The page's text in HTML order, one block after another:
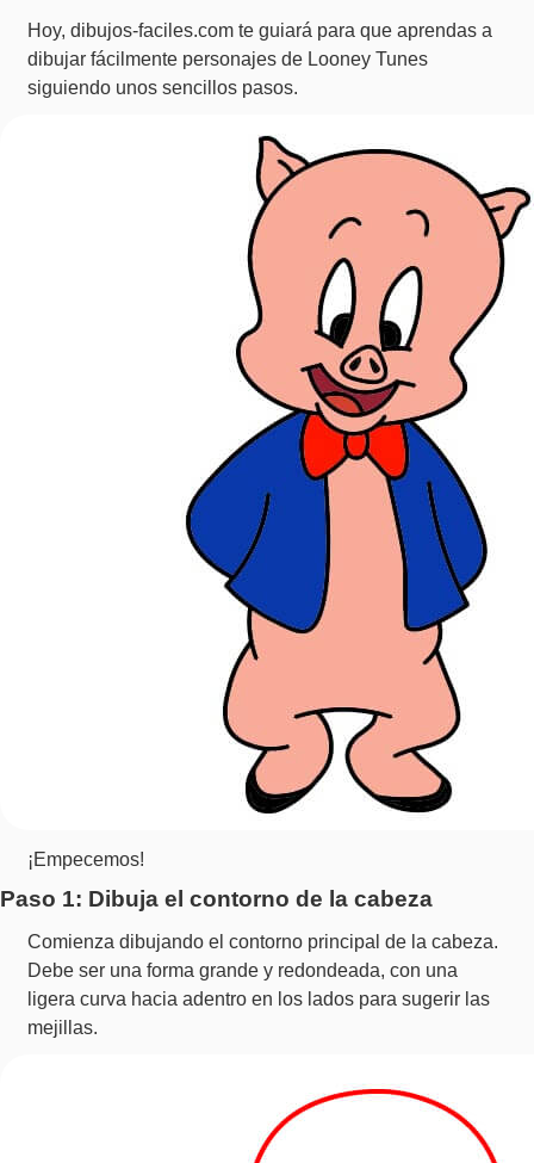
Hoy, dibujos-faciles.com te guiará para que aprendas a
dibujar fácilmente personajes de Looney Tunes
siguiendo unos sencillos pasos.
¡Empecemos!
Paso 1: Dibuja el contorno de la cabeza
Comienza dibujando el contorno principal de la cabeza.
Debe ser una forma grande y redondeada, con una
ligera curva hacia adentro en los lados para sugerir las
mejillas.